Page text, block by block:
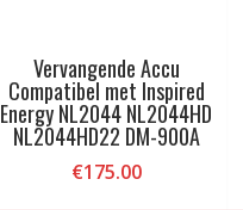
Vervangende Accu
Compatibel met Inspired
Energy NL2044 NL2044HD
NL2044HD22 DM-900A
€175.00